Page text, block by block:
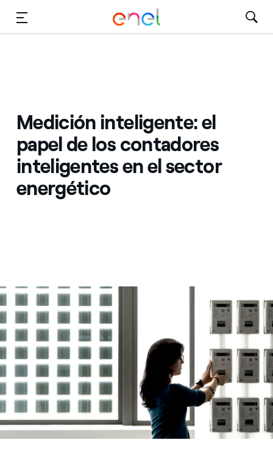
Medición inteligente: el
papel de los contadores
inteligentes en el sector
energético